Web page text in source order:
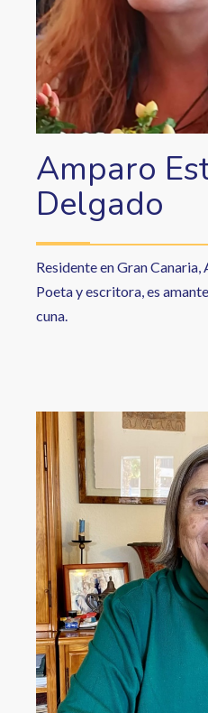
Amparo
Delgado
Residente en Gran
Poeta y escritora, es
cuna.